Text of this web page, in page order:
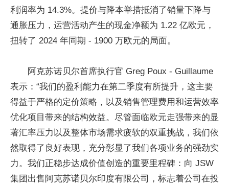
利润率为 14.3%。提价与降本举措抵消了销量下降与
通胀压力，运营活动产生的现金净额为 1.22 亿欧元，
扭转了 2024 年同期 - 1900 万欧元的局面。
阿克苏诺贝尔首席执行官 Greg Poux - Guillaume
表示：“我们的盈利能力在第二季度有所提升，这主要
得益于严格的定价策略，以及销售管理费用和运营效率
优化项目带来的结构效益。尽管面临欧元走强带来的显
著汇率压力以及整体市场需求疲软的双重挑战，我们依
然取得了良好表现，充分彰显了我们各项业务的强劲实
力。我们正稳步达成价值创造的重要里程碑：向 JSW
集团出售阿克苏诺贝尔印度有限公司，标志着公司在投